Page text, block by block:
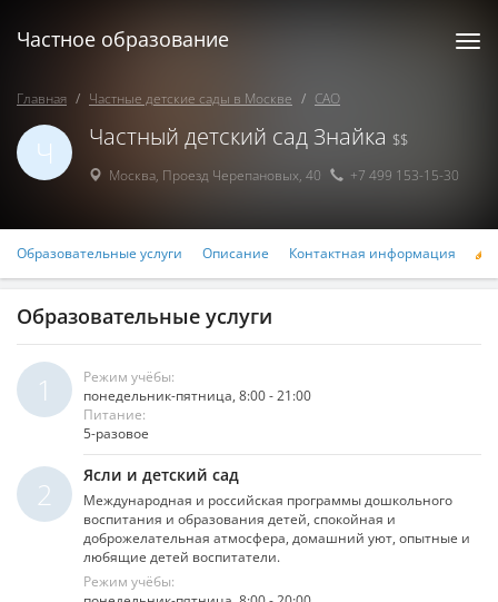
Частное образование
Главная Частные детские сады в Москве САО
Ч Частный детский сад Знайка $$
Москва, Проезд Черепановых, 40 +7 499 153-15-30
Образовательные услуги Описание Контактная информация
Образовательные услуги
1
Режим учёбы:
понедельник-пятница, 8:00 - 21:00
Питание:
5-разовое
2
Ясли и детский сад
Международная и российская программы дошкольного
воспитания и образования детей, спокойная и
доброжелательная атмосфера, домашний уют, опытные и
любящие детей воспитатели.
Режим учёбы: